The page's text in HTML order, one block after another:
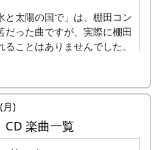
と太陽の国で」は、棚田コン
だった曲ですが、実際に棚田
ことはありませんでした。
るさと加美の里へ～
月)
CD 楽曲一覧